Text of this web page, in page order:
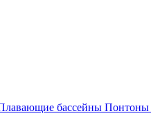
бассейны Понтоны